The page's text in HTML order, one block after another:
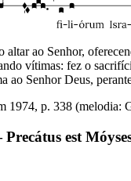
altar ao Senhor,
vítimas: fez o
ao Senhor Deus,
1974, p. 338 (melodia:
est